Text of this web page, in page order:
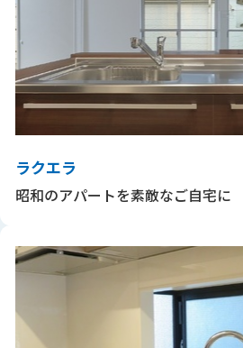
ラクエラ
昭和のアパートを素敵なご自宅に